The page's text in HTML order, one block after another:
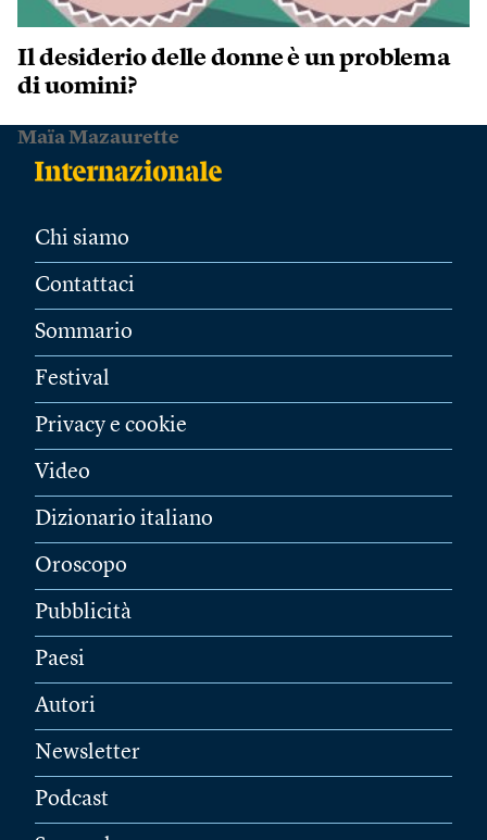
Il desiderio delle donne è un problema
di uomini?
Maïa Mazaurette
Chi siamo
Contattaci
Sommario
Festival
Privacy e cookie
Video
Dizionario italiano
Oroscopo
Pubblicità
Paesi
Autori
Newsletter
Podcast